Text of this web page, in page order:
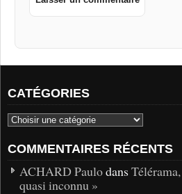
CATÉGORIES
COMMENTAIRES RÉCENTS
ACHARD Paulodans
quasi inconnu »